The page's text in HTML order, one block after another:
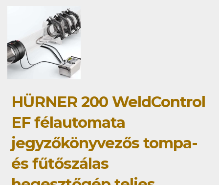
HÜRNER 200 WeldControl
EF félautomata
jegyzőkönyvezős tompa-
és fűtőszálas